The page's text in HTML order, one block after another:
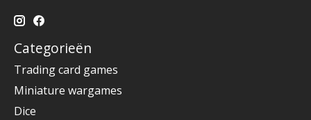
Categorieën
Trading card games
Miniature wargames
Dice